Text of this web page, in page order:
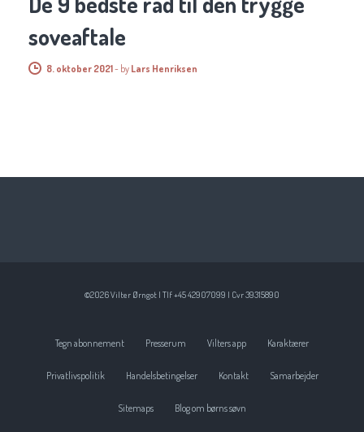
soveaftale
8. oktober 2021- by Lars Henriksen
©2026 Vilter Ørngot | Tlf +45 42907099 | Cvr 39315890
Tegn abonnement Presserum Vilters app Karaktærer
Privatlivspolitik Handelsbetingelser Kontakt Samarbejder
Sitemaps Blog om børns søvn